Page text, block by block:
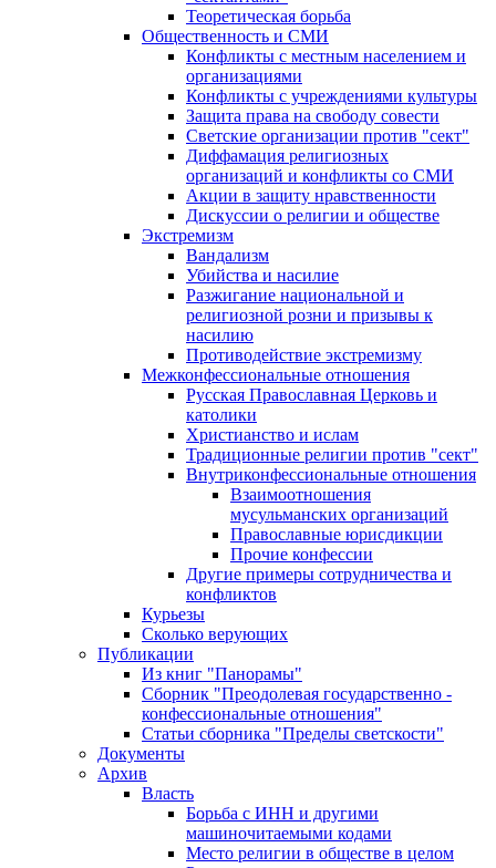
Теоретическая борьба
Общественность и СМИ
Конфликты с местным населением и
организациями
Конфликты с учреждениями культуры
Защита права на свободу совести
Светские организации против "сект"
Диффамация религиозных
организаций и конфликты со СМИ
Акции в защиту нравственности
Дискуссии о религии и обществе
Экстремизм
Вандализм
Убийства и насилие
Разжигание национальной и
религиозной розни и призывы к
насилию
Противодействие экстремизму
Межконфессиональные отношения
Русская Православная Церковь и
католики
Христианство и ислам
Традиционные религии против "сект"
Внутриконфессиональные отношения
Взаимоотношения
мусульманских организаций
Православные юрисдикции
Прочие конфессии
Другие примеры сотрудничества и
конфликтов
Курьезы
Сколько верующих
Публикации
Из книг "Панорамы"
Сборник "Преодолевая государственно -
конфессиональные отношения"
Статьи сборника "Пределы светскости"
Документы
Архив
Власть
Борьба с ИНН и другими
машиночитаемыми кодами
Место религии в обществе в целом